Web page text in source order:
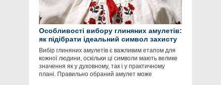
Особливості вибору глиняних амулетів:
як підібрати ідеальний символ захисту
Вибір глиняних амулетів є важливим етапом для
кожної людини, оскільки ці символи мають велике
значення як у духовному, так і у практичному
плані. Правильно обраний амулет може